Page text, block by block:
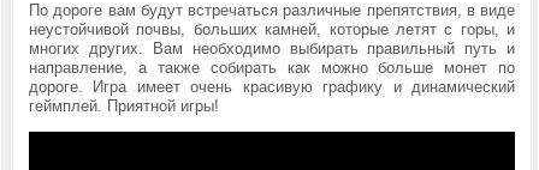
По дороге вам будут встречаться различные препятствия, в виде
неустойчивой почвы, больших камней, которые летят с горы, и
многих других. Вам необходимо выбирать правильный путь и
направление, а также собирать как можно больше монет по
дороге. Игра имеет очень красивую графику и динамический
геймплей. Приятной игры!